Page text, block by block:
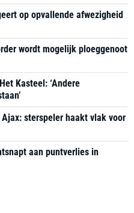
op opvallende afwezigheid
wordt mogelijk ploeggenoot
Kasteel: ‘Andere
Ajax: sterspeler haakt vlak voor
aan puntverlies in